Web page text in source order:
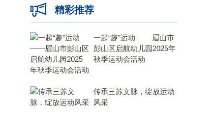
精彩推荐
一起“趣”运动 ——眉山市
彭山区启航幼儿园2025年
秋季运动会活动
传承三苏文脉，绽放运动
风采